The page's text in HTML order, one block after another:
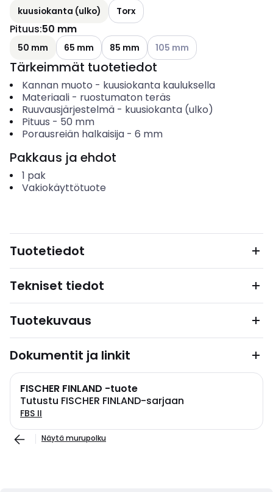
kuusiokanta (ulko) Torx
Pituus:50 mm
50 mm 65 mm 85 mm Katso käytettävissä olevat
105 mm
Tärkeimmät tuotetiedot
Kannan muoto - kuusiokanta kauluksella
Materiaali- ruostumaton teräs
Ruuvausjärjestelmä- kuusiokanta (ulko)
Pituus - 50 mm
Porausreiän halkaisija- 6 mm
Pakkaus ja ehdot
1 pak
Vakiokäyttötuote
Tuotetiedot
Tekniset tiedot
Tuotekuvaus
Dokumentit ja linkit
FISCHER FINLAND -tuote
Tutustu FISCHER FINLAND-sarjaan
FBS II
Näytä murupolku